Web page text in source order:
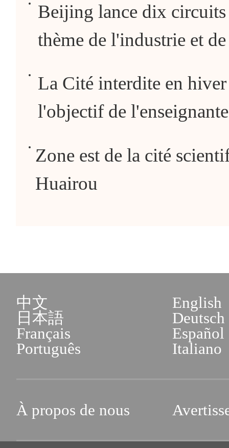
Beijing lance dix
thème de l'industrie et
La Cité interdite en
l'objectif de
Zone est de la cité
Huairou
中文
English
日本語
Deutsch
Français
Español
Português
Italiano
À propos de nous